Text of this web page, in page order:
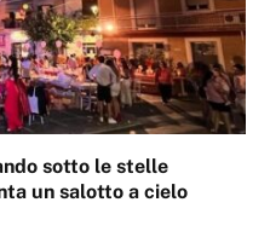
sotto le stelle
un salotto a cielo